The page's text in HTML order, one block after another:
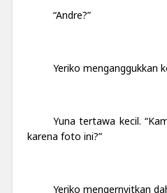
“Andre?”
Yeriko menganggukkan
Yuna tertawa kecil.
karena foto ini?”
Yeriko mengernyitkan